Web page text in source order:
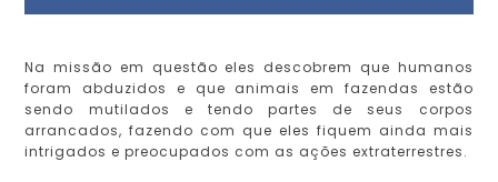
Na missão em questão eles descobrem que humanos
foram abduzidos e que animais em fazendas estão
sendo mutilados e tendo partes de seus corpos
arrancados, fazendo com que eles fiquem ainda mais
intrigados e preocupados com as ações extraterrestres.